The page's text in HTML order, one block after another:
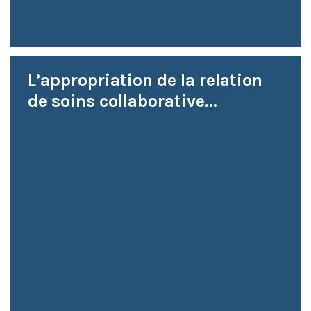
L’appropriation de la relation
de soins collaborative...